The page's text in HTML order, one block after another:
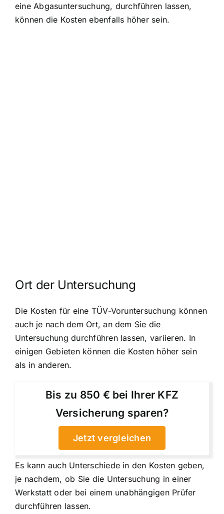
eine Abgasuntersuchung, durchführen lassen,
können die Kosten ebenfalls höher sein.
Ort der Untersuchung
Die Kosten für eine TÜV-Voruntersuchung können
auch je nach dem Ort, an dem Sie die
Untersuchung durchführen lassen, variieren. In
einigen Gebieten können die Kosten höher sein
als in anderen.
Bis zu 850 € bei Ihrer KFZ
Versicherung sparen?
Jetzt vergleichen
Es kann auch Unterschiede in den Kosten geben,
je nachdem, ob Sie die Untersuchung in einer
Werkstatt oder bei einem unabhängigen Prüfer
durchführen lassen.